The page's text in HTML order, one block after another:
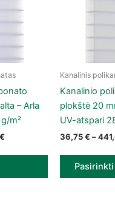
– Arla
m²
€ Price range: 49,25 €
variants. The
Kanalinis
Kanalinio
plokštė 20
UV-atspari
36,75€ –
Pasirinkti
This product